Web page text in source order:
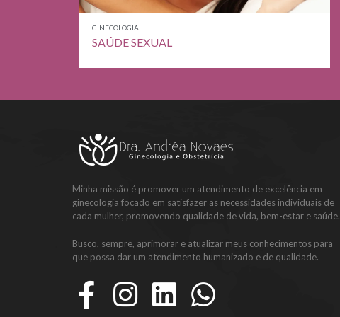
GINECOLOGIA
SAÚDE SEXUAL
Minha missão é promover um atendimento de excelência em
ginecologia focado em satisfazer as necessidades individuais de
cada mulher, promovendo qualidade de vida, bem-estar e saúde.
Busco, sempre, aprimorar e atualizar meus conhecimentos para
que possa dar um atendimento humanizado e de qualidade.